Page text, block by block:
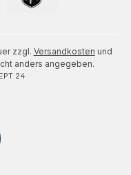
zzgl. Versandkosten und
anders angegeben.
24